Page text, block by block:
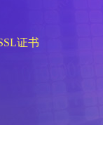
证书